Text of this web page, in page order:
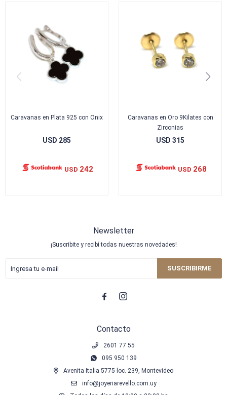
Caravanas en Plata 925 con Onix
USD 285
USD 242
Caravanas en Oro 9Kilates con
Zirconias
USD 315
USD 268
Contacto
2601 77 55
095 950 139
Avenita Italia 5775 loc. 239, Montevideo
info@joyeriarevello.com.uy
Newsletter
¡Suscribite y recibí todas nuestras novedades!
SUSCRIBIRME
 